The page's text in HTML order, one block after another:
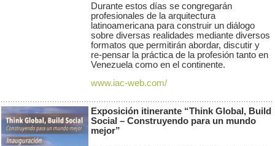
Durante estos días se congregarán
profesionales de la arquitectura
latinoamericana para construir un diálogo
sobre diversas realidades mediante diversos
formatos que permitirán abordar, discutir y
re-pensar la práctica de la profesión tanto en
Venezuela como en el continente.
www.iac-web.com/
Exposición itinerante “Think Global, Build
Social – Construyendo para un mundo
mejor”